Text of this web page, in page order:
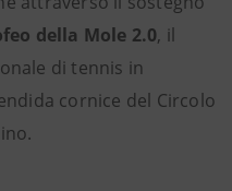
della Mole 2.0, il
di tennis in
cornice del Circolo